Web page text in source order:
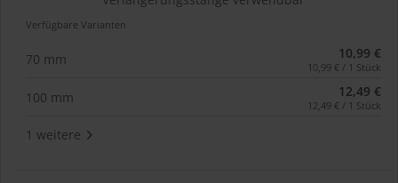
Verfügbare Varianten
70 mm 10,99 €
10,99 € / 1 Stück
100 mm 12,49 €
12,49 € / 1 Stück
1 weitere